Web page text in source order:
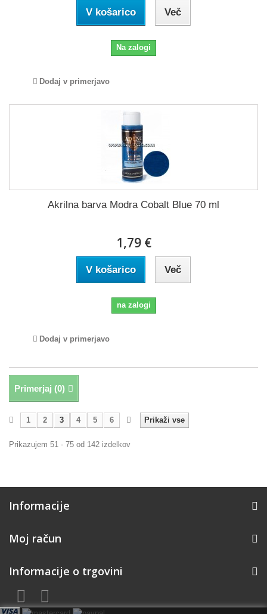
V košarico Več
Na zalogi
Dodaj v primerjavo
Akrilna barva Modra Cobalt Blue 70 ml
1,79 €
V košarico Več
na zalogi
Dodaj v primerjavo
Primerjaj (0)
Prikaži vse
1 2 3 4 5 6
Prikazujem 51 - 75 od 142 izdelkov
Informacije
Moj račun
Informacije o trgovini